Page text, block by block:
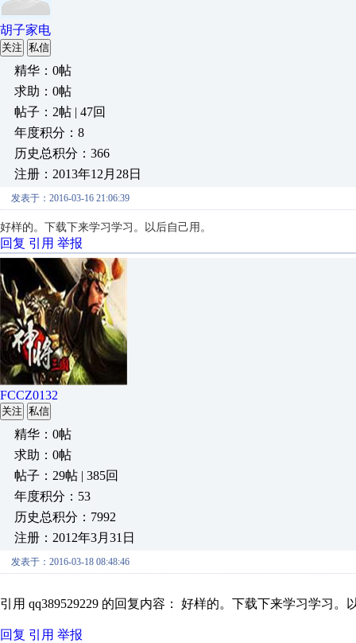
胡子家电
关注 私信
精华：0帖
求助：0帖
帖子：2帖 | 47回
年度积分：8
历史总积分：366
注册：2013年12月28日
发表于：2016-03-16 21:06:39
好样的。下载下来学习学习。以后自己用。
回复 引用 举报
FCCZ0132
关注 私信
精华：0帖
求助：0帖
帖子：29帖 | 385回
年度积分：53
历史总积分：7992
注册：2012年3月31日
发表于：2016-03-18 08:48:46
引用 qq389529229 的回复内容： 好样的。下载下来学习学习。
回复 引用 举报